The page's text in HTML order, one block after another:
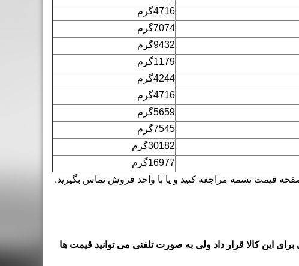
4716گرم
7074گرم
9432گرم
1179گرم
4244گرم
4716گرم
5659گرم
7545گرم
30182گرم
16977گرم
قیمت تسمه مراجعه کنید و یا با واحد فروش تماس بگیرید.
این کالا قرار داد ولی به صورت تلفنی می توانید قیمت ها